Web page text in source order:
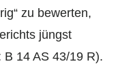
zu bewerten,
jüngst
B 14 AS 43/19 R).